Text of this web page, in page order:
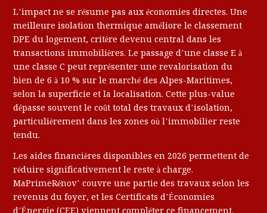
L’impact ne se résume pas aux économies directes. Une
meilleure isolation thermique améliore le classement
DPE du logement, critère devenu central dans les
transactions immobilières. Le passage d’une classe E à
une classe C peut représenter une revalorisation du
bien de 6 à 10 % sur le marché des Alpes-Maritimes,
selon la superficie et la localisation. Cette plus-value
dépasse souvent le coût total des travaux d’isolation,
particulièrement dans les zones où l’immobilier reste
tendu.
Les aides financières disponibles en 2026 permettent de
réduire significativement le reste à charge.
MaPrimeRénov’ couvre une partie des travaux selon les
revenus du foyer, et les Certificats d’Économies